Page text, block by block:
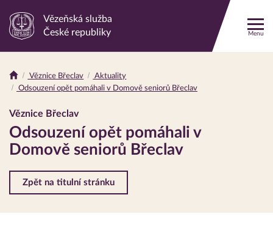
Odkaz
stránku
Vězeňská služba
České republiky
Menu
Drobečková
Věznice Břeclav
Aktuality
Odsouzení opět pomáhali v Domově seniorů Břeclav
Věznice Břeclav
Odsouzení opět pomáhali v
Domově seniorů Břeclav
Zpět na titulní stránku